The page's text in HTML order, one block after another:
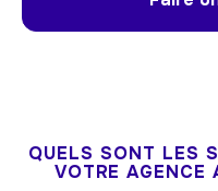
QUELS SONT LES
VOTRE AGENCE